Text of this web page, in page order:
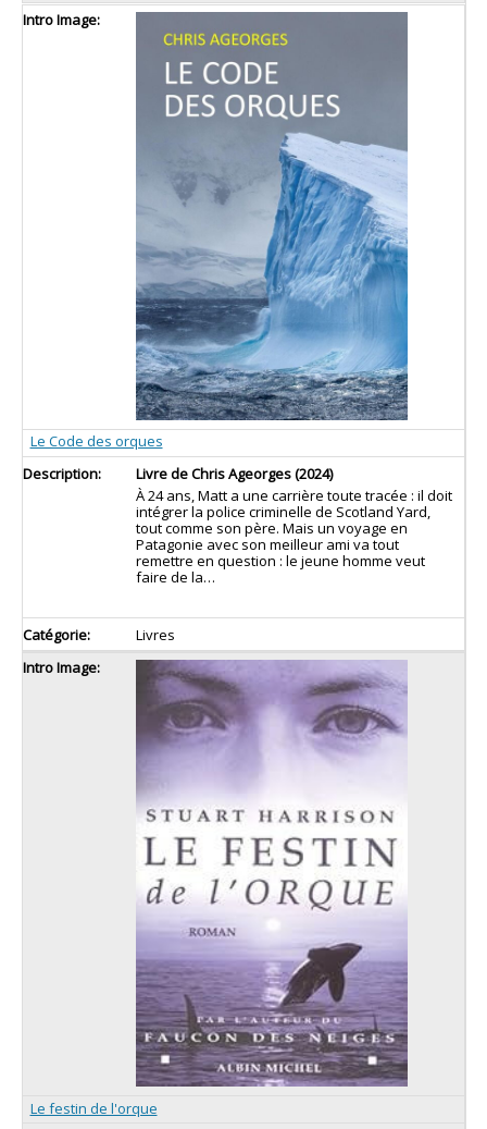
Le Code des orques
Livre de Chris Ageorges (2024)
À 24 ans, Matt a une carrière toute tracée : il doit
intégrer la police criminelle de Scotland Yard,
tout comme son père. Mais un voyage en
Patagonie avec son meilleur ami va tout
remettre en question : le jeune homme veut
faire de la…
Livres
Le festin de l'orque